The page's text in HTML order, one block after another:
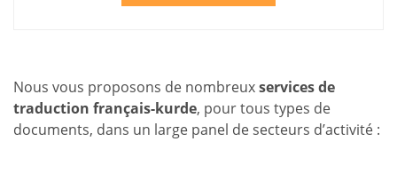
Nous vous proposons de nombreuxservices de
traduction français-kurde, pour tous types de
documents, dans un large panel de secteurs d’activité :